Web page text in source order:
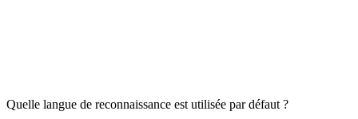
Quelle langue de reconnaissance est utilisée par défaut ?